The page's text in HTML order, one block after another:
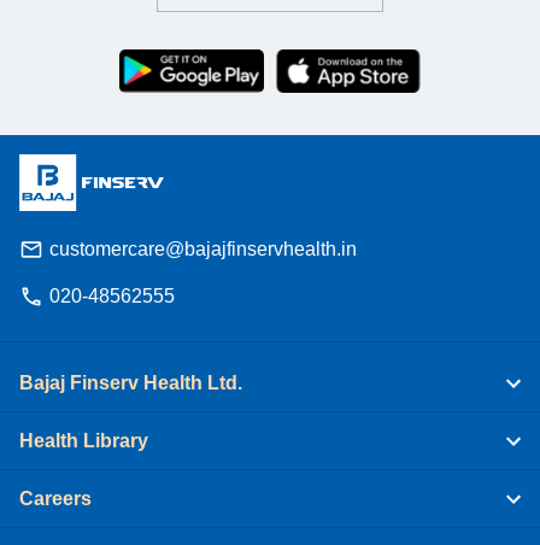
customercare@bajajfinservhealth.in
020-48562555
Bajaj Finserv Health Ltd.
Health Library
Careers